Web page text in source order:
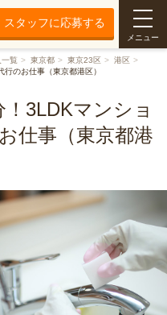
スタッフに応募する
メニュー
覧 東京都 東京23区
港区
のお仕事（東京都港区）
3LDKマンショ
仕事（東京都港